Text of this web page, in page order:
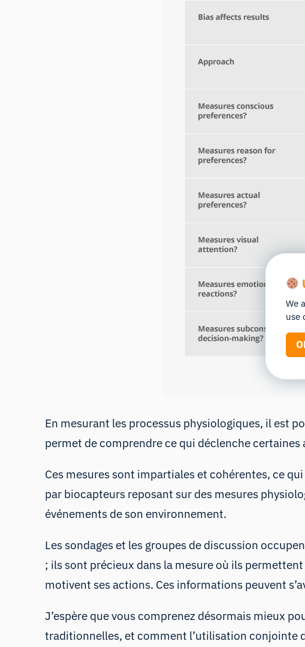
En mesurant les processus physiologiques, il est
permet de comprendre ce qui déclenche
Ces mesures sont impartiales et cohérentes, ce
par biocapteurs reposant sur des mesures
événements de son environnement.
Les sondages et les groupes de discussion
; ils sont précieux dans la mesure où ils
motivent ses actions. Ces informations peuvent
J’espère que vous comprenez désormais mieux
traditionnelles, et comment l’utilisation conjointe
We
use